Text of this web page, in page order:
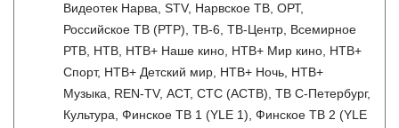
Видеотек Нарва, STV, Нарвское ТВ, ОРТ,
Российское ТВ (РТР), ТВ-6, ТВ-Центр, Всемирное
РТВ, НТВ, НТВ+ Наше кино, НТВ+ Мир кино, НТВ+
Спорт, НТВ+ Детский мир, НТВ+ Ночь, НТВ+
Музыка, REN-TV, АСТ, СТС (АСТВ), ТВ С-Петербург,
Культура, Финское ТВ 1 (YLE 1), Финское ТВ 2 (YLE